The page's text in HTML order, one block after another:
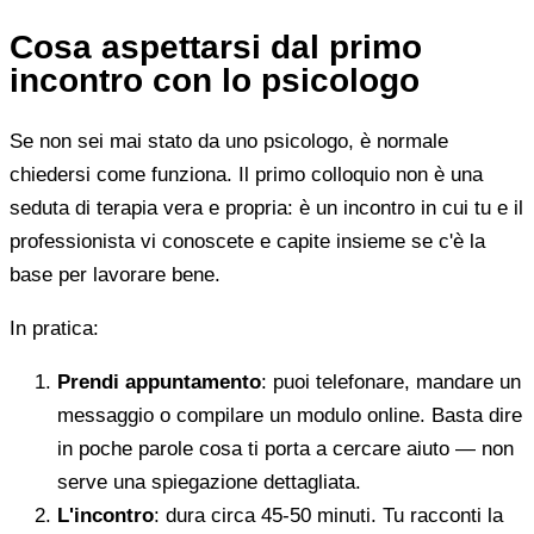
Cosa aspettarsi dal primo
incontro con lo psicologo
Se non sei mai stato da uno psicologo, è normale
chiedersi come funziona. Il primo colloquio non è una
seduta di terapia vera e propria: è un incontro in cui tu e il
professionista vi conoscete e capite insieme se c'è la
base per lavorare bene.
In pratica:
Prendi appuntamento: puoi telefonare, mandare un
messaggio o compilare un modulo online. Basta dire
in poche parole cosa ti porta a cercare aiuto — non
serve una spiegazione dettagliata.
L'incontro: dura circa 45-50 minuti. Tu racconti la